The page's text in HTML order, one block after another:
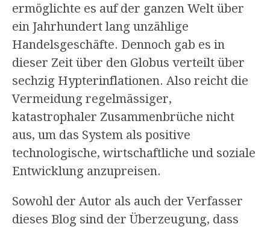
ermöglichte es auf der ganzen Welt über
ein Jahrhundert lang unzählige
Handelsgeschäfte. Dennoch gab es in
dieser Zeit über den Globus verteilt über
sechzig Hypterinflationen. Also reicht die
Vermeidung regelmässiger,
katastrophaler Zusammenbrüche nicht
aus, um das System als positive
technologische, wirtschaftliche und soziale
Entwicklung anzupreisen.
Sowohl der Autor als auch der Verfasser
dieses Blog sind der Überzeugung, dass